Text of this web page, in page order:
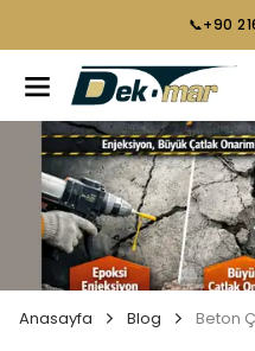
📞+90
Anasayfa Blog